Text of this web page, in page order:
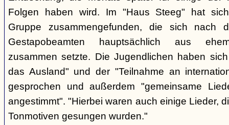
Folgen haben wird. Im "Haus Steeg" hat
Gruppe zusammengefunden, die sich nach
Gestapobeamten hauptsächlich aus
zusammen setzte. Die Jugendlichen haben
das Ausland" und der "Teilnahme an
gesprochen und außerdem "gemeinsame
angestimmt". "Hierbei waren auch einige Lieder,
Tonmotiven gesungen wurden."